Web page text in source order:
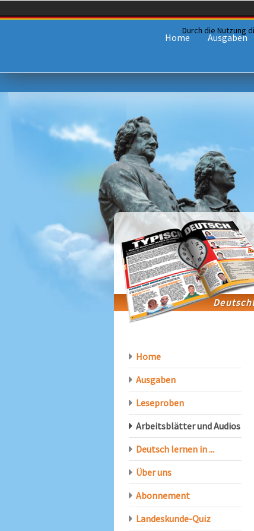
Home Ausgaben
Home
Ausgaben
Leseproben
Arbeitsblätter und Audios
Deutsch lernen in ...
Über uns
Abonnement
Landeskunde-Quiz
Durch die Nutzung